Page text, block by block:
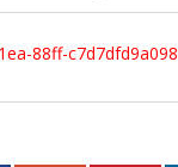
88ff-c7d7dfd9a098